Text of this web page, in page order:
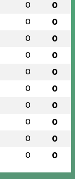
0 0
0 0
0 0
0 0
0 0
0 0
0 0
0 0
0 0
0 0